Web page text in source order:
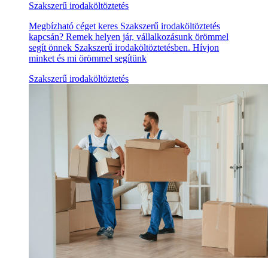
Szakszerű irodaköltöztetés
Megbízható céget keres Szakszerű irodaköltöztetés
kapcsán? Remek helyen jár, vállalkozásunk örömmel
segít önnek Szakszerű irodaköltöztetésben. Hívjon
minket és mi örömmel segítünk
Szakszerű irodaköltöztetés